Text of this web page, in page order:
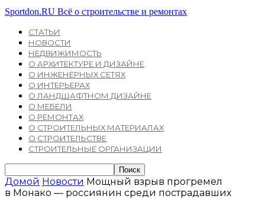
Sportdon.RU Всё о строительстве и ремонтах
СТАТЬИ
НОВОСТИ
НЕДВИЖИМОСТЬ
О АРХИТЕКТУРЕ И ДИЗАЙНЕ
О ИНЖЕНЕРНЫХ СЕТЯХ
О ИНТЕРЬЕРАХ
О ЛАНДШАФТНОМ ДИЗАЙНЕ
О МЕБЕЛИ
О РЕМОНТАХ
О СТРОИТЕЛЬНЫХ МАТЕРИАЛАХ
О СТРОИТЕЛЬСТВЕ
СТРОИТЕЛЬНЫЕ ОРГАНИЗАЦИИ
Домой Новости Мощный взрыв прогремел
в Монако — россиянин среди пострадавших